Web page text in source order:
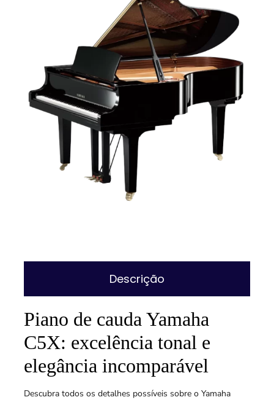
Descrição
Piano de cauda Yamaha
C5X: excelência tonal e
elegância incomparável
Descubra todos os detalhes possíveis sobre o Yamaha